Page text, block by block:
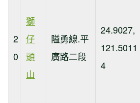
2
0
獅
仔
頭
山
隘勇線.平
廣路二段
24.9027,
121.5011
4